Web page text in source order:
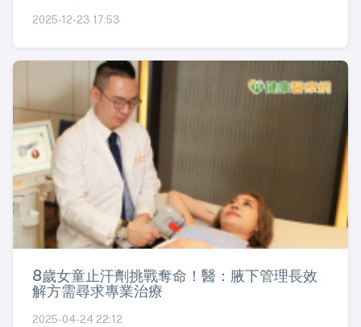
2025-12-23 17:53
8歲女童止汗劑挑戰奪命！醫：腋下管理長效
解方需尋求專業治療
2025-04-24 22:12